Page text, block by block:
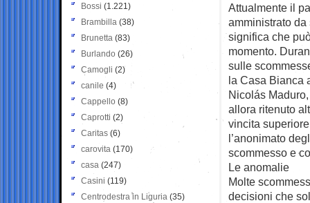
Attualmente il
amministrato
significa che
momento.
sulle
la Casa Bianca
Nicolás
allora ritenuto
vincita
l’anonimato
scommesso e
Le anomalie
Molte
decisioni che
Bossi (1.221)
Brambilla (38)
Brunetta (83)
Burlando (26)
Camogli (2)
canile (4)
Cappello (8)
Caprotti (2)
Caritas (6)
carovita (170)
casa (247)
Casini (119)
Centrodestra in Liguria (35)